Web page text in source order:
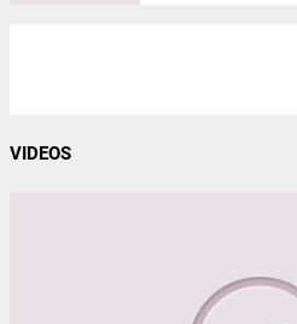
VIDEOS